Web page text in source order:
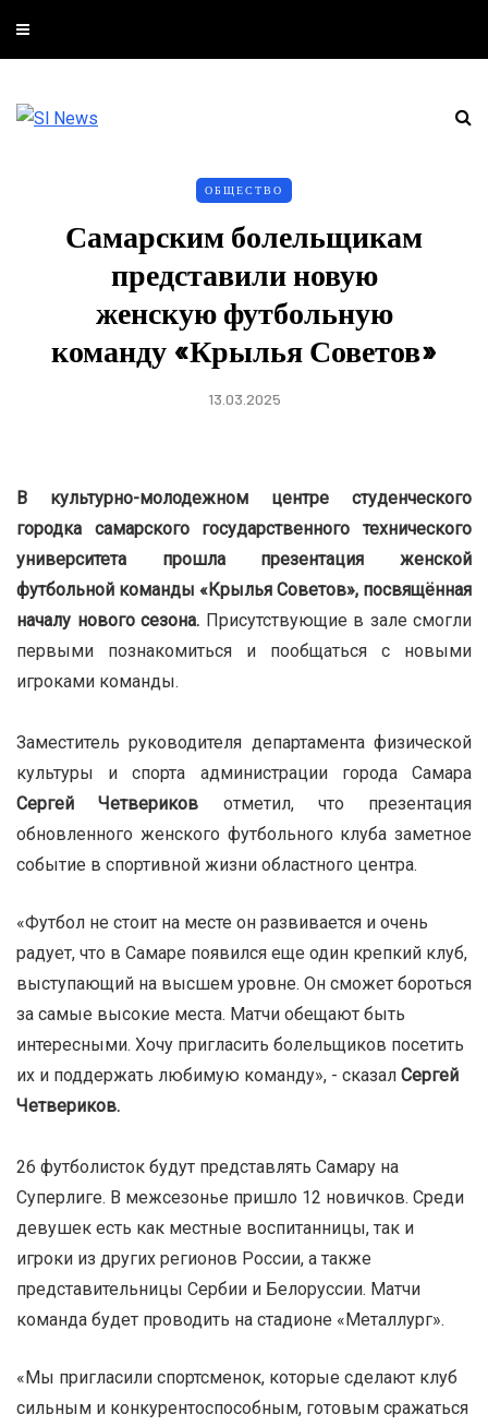
ОБЩЕСТВО
Самарским болельщикам
представили новую
женскую футбольную
команду «Крылья Советов»
13.03.2025
В культурно-молодежном центре студенческого
городка самарского государственного технического
университета прошла презентация женской
футбольной команды «Крылья Советов», посвящённая
началу нового сезона. Присутствующие в зале смогли
первыми познакомиться и пообщаться с новыми
игроками команды.
Заместитель руководителя департамента физической
культуры и спорта администрации города Самара
Сергей Четвериков отметил, что презентация
обновленного женского футбольного клуба заметное
событие в спортивной жизни областного центра.
«Футбол не стоит на месте он развивается и очень
радует, что в Самаре появился еще один крепкий клуб,
выступающий на высшем уровне. Он сможет бороться
за самые высокие места. Матчи обещают быть
интересными. Хочу пригласить болельщиков посетить
их и поддержать любимую команду», - сказал Сергей
Четвериков.
26 футболисток будут представлять Самару на
Суперлиге. В межсезонье пришло 12 новичков. Среди
девушек есть как местные воспитанницы, так и
игроки из других регионов России, а также
представительницы Сербии и Белоруссии. Матчи
команда будет проводить на стадионе «Металлург».
«Мы пригласили спортсменок, которые сделают клуб
сильным и конкурентоспособным, готовым сражаться